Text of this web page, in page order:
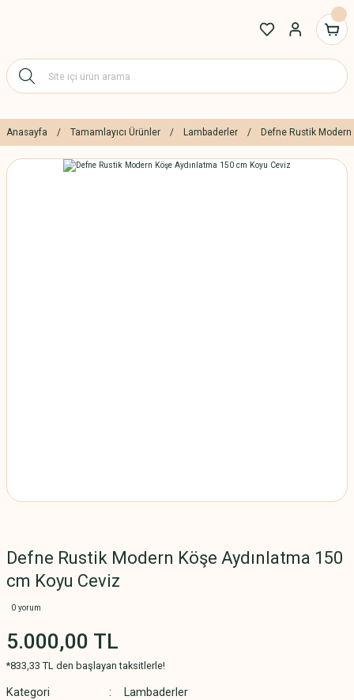
Anasayfa Tamamlayıcı Ürünler Lambaderler Defne Rustik
Defne Rustik Modern Köşe Aydınlatma 150
cm Koyu Ceviz
0 yorum
5.000,00 TL
*833,33 TL den başlayan taksitlerle!
Kategori
Lambaderler